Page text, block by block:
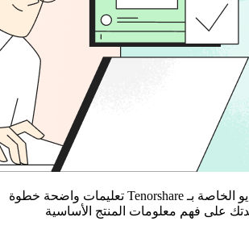
توفر أدلة الفيديو الخاصة بـ Tenorshare تعليمات واضحة خطوة
على فهم معلومات المنتج الأساسية